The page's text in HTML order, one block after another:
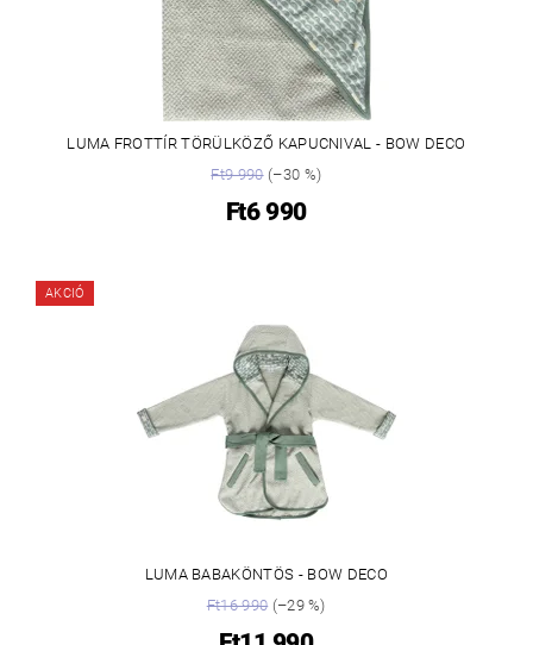
LUMA FROTTÍR TÖRÜLKÖZŐ KAPUCNIVAL - BOW DECO
Ft9 990(–30 %)
Ft6 990
AKCIÓ
LUMA BABAKÖNTÖS - BOW DECO
Ft16 990(–29 %)